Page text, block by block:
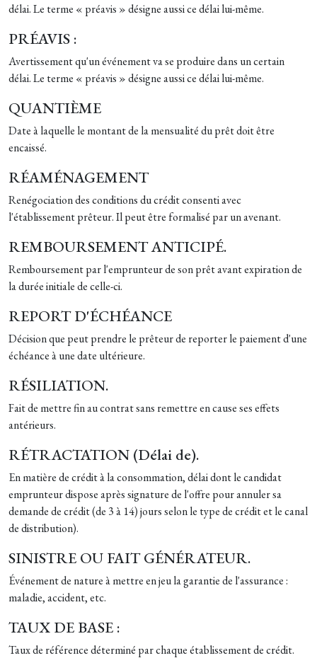
délai. Le terme « préavis » désigne aussi ce délai lui-même.
PRÉAVIS :
Avertissement qu'un événement va se produire dans un certain
délai. Le terme « préavis » désigne aussi ce délai lui-même.
QUANTIÈME
Date à laquelle le montant de la mensualité du prêt doit être
encaissé.
RÉAMÉNAGEMENT
Renégociation des conditions du crédit consenti avec
l'établissement prêteur. Il peut être formalisé par un avenant.
REMBOURSEMENT ANTICIPÉ.
Remboursement par l'emprunteur de son prêt avant expiration de
la durée initiale de celle-ci.
REPORT D'ÉCHÉANCE
Décision que peut prendre le prêteur de reporter le paiement d'une
échéance à une date ultérieure.
RÉSILIATION.
Fait de mettre fin au contrat sans remettre en cause ses effets
antérieurs.
RÉTRACTATION (Délai de).
En matière de crédit à la consommation, délai dont le candidat
emprunteur dispose après signature de l'offre pour annuler sa
demande de crédit (de 3 à 14) jours selon le type de crédit et le canal
de distribution).
SINISTRE OU FAIT GÉNÉRATEUR.
Événement de nature à mettre en jeu la garantie de l'assurance :
maladie, accident, etc.
TAUX DE BASE :
Taux de référence déterminé par chaque établissement de crédit.